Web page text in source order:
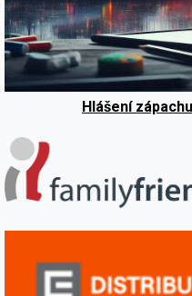
Hlášení